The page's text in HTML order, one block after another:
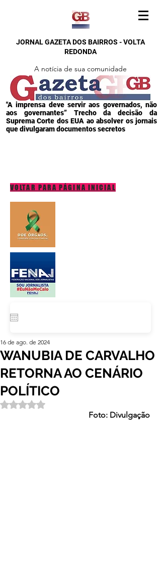
JORNAL GAZETA DOS BAIRROS - VOLTA
REDONDA
A notícia de sua comunidade
"A imprensa deve servir aos governados, não
aos governantes” Trecho da decisão da
Suprema Corte dos EUA ao absolver os jornais
que divulgaram documentos secretos
VOLTAR PARA PÁGINA INICIAL
WANUBIA DE CARVALHO
RETORNA AO CENÁRIO
POLÍTICO
16 de ago. de 2024
Avaliado com NaN de 5 estrelas.
Foto: Divulgação